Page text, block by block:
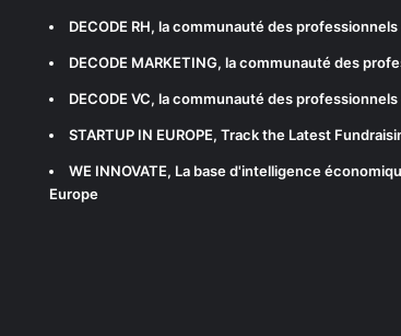
DECODE RH, la communauté des professionnels
DECODE MARKETING, la communauté des
DECODE VC, la communauté des
STARTUP IN EUROPE, Track the Latest
WE INNOVATE, La base d'intelligence
Europe